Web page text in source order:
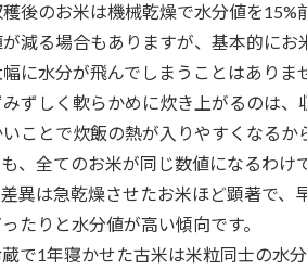
後のお米は機械乾燥で水分値を15%
減る場合もありますが、基本的に
に水分が飛んでしまうことはありま
ずしく軟らかめに炊き上がるのは、
ことで炊飯の熱が入りやすくなる
、全てのお米が同じ数値になるわ
異は急乾燥させたお米ほど顕著で
たりと水分値が高い傾向です。
で1年寝かせた古米は米粒同士の水